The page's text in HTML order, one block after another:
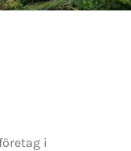
i